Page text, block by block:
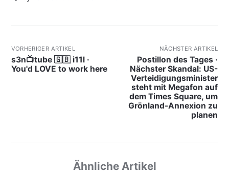
VORHERIGER ARTIKEL
s3n📺tube 🇬🇧 i11l ·
You'd LOVE to work here
NÄCHSTER ARTIKEL
Postillon des Tages ·
Nächster Skandal: US-
Verteidigungsminister
steht mit Megafon auf
dem Times Square, um
Grönland-Annexion zu
planen
Ähnliche Artikel